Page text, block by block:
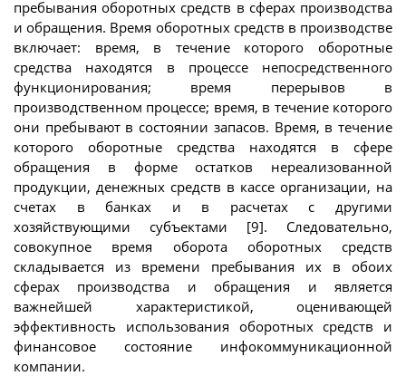
пребывания оборотных средств в сферах производства
и обращения. Время оборотных средств в производстве
включает: время, в течение которого оборотные
средства находятся в процессе непосредственного
функционирования; время перерывов в
производственном процессе; время, в течение которого
они пребывают в состоянии запасов. Время, в течение
которого оборотные средства находятся в сфере
обращения в форме остатков нереализованной
продукции, денежных средств в кассе организации, на
счетах в банках и в расчетах с другими
хозяйствующими субъектами [9]. Следовательно,
совокупное время оборота оборотных средств
складывается из времени пребывания их в обоих
сферах производства и обращения и является
важнейшей характеристикой, оценивающей
эффективность использования оборотных средств и
финансовое состояние инфокоммуникационной
компании.